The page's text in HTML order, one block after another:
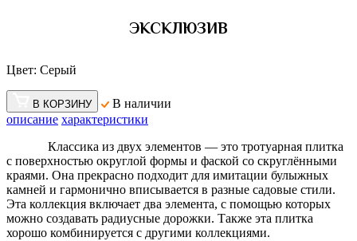
ЭКСКЛЮЗИВ
Цвет: Серый
В КОРЗИНУ
В наличии
описание характеристики
Классика из двух элементов — это тротуарная плитка
с поверхностью округлой формы и фаской со скруглёнными
краями. Она прекрасно подходит для имитации булыжных
камней и гармонично вписывается в разные садовые стили.
Эта коллекция включает два элемента, с помощью которых
можно создавать радиусные дорожки. Также эта плитка
хорошо комбинируется с другими коллекциями.